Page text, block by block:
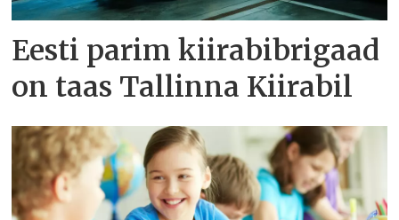
Eesti parim kiirabibrigaad
on taas Tallinna Kiirabil